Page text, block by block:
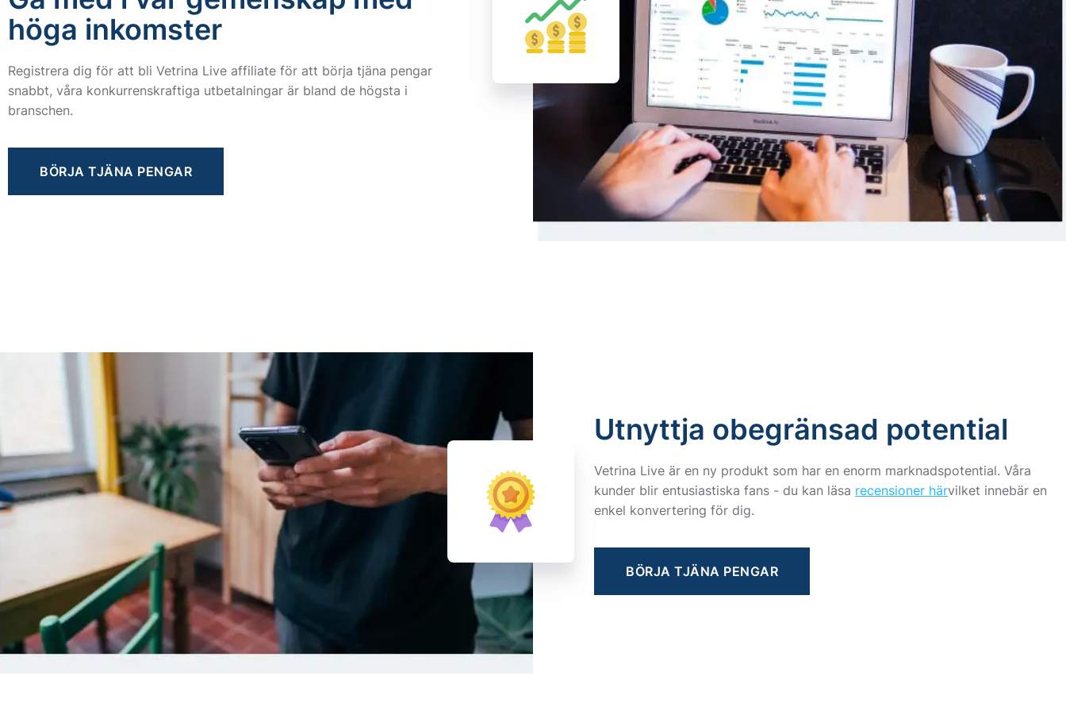
höga inkomster
Registrera dig för att bli Vetrina Live affiliate för att börja tjäna pengar
snabbt, våra konkurrenskraftiga utbetalningar är bland de högsta i
branschen.
BÖRJA TJÄNA PENGAR
Utnyttja obegränsad potential
Vetrina Live är en ny produkt som har en enorm marknadspotential. Våra
kunder blir entusiastiska fans - du kan läsa recensioner härvilket innebär en
enkel konvertering för dig.
BÖRJA TJÄNA PENGAR